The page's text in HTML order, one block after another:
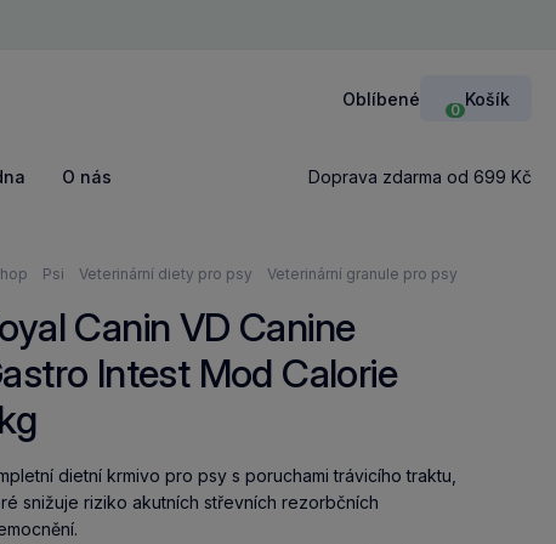
Přihlášení
Oblíbené
0
Košík
O nás Doprava zdarma od 699 Kč
Psi Veterinární diety pro psy Veterinární granule pro psy
Canin VD Canine
Intest Mod Calorie
dietní krmivo pro psy s poruchami trávicího traktu,
snižuje riziko akutních střevních rezorbčních